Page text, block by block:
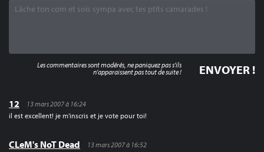
12
13 mars 2007 à 16:24
il est excellent! je m’inscris et je vote pour toi!
CLeM's NoT Dead
13 mars 2007 à 16:52
Les commentaires sont modérés, ne paniquez pas s'ils
n'apparaissent pas tout de suite !